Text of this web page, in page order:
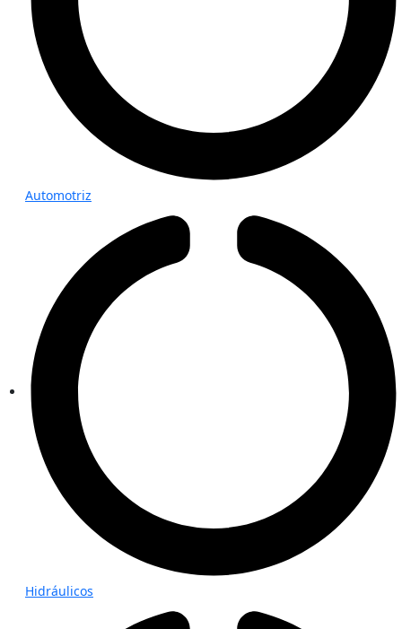
Automotriz
Hidráulicos